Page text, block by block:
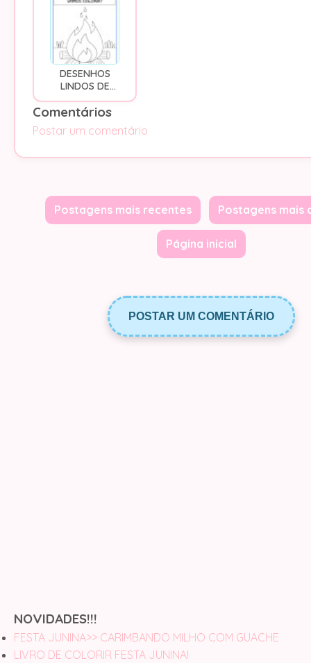
ATIVIDADES
DESENHOS
LINDOS DE
FOGUEIRA DE
FESTA JUNINA
COLORIR OU
Comentários
Postar um comentário
Postagens mais recentes Postagens mais
Página inicial
POSTAR UM COMENTÁRIO
NOVIDADES!!!
FESTA JUNINA>> CARIMBANDO MILHO COM GUACHE
LIVRO DE COLORIR FESTA JUNINA!